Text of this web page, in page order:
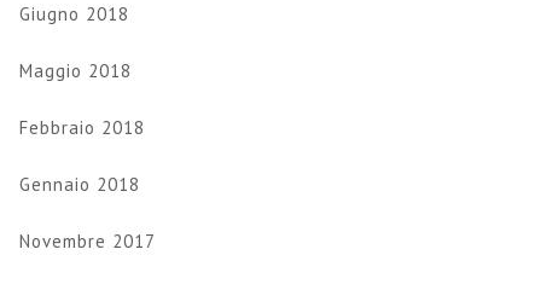
Giugno 2018
Maggio 2018
Febbraio 2018
Gennaio 2018
Novembre 2017